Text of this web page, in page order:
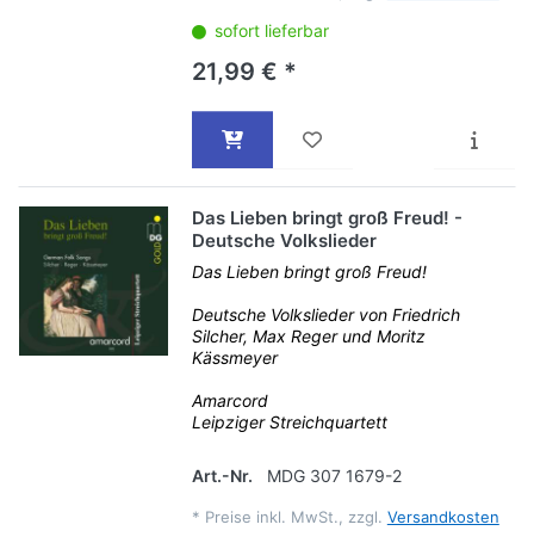
sofort lieferbar
21,99 € *
Das Lieben bringt groß Freud! -
Deutsche Volkslieder
Das Lieben bringt groß Freud!
Deutsche Volkslieder von Friedrich
Silcher, Max Reger und Moritz
Kässmeyer
Amarcord
Leipziger Streichquartett
Art.-Nr. MDG 307 1679-2
* Preise inkl. MwSt., zzgl. Versandkosten